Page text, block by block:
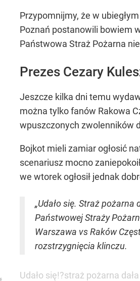
Przypomnijmy, że w
Poznań postanowili bowiem
Państwowa Straż Pożarna
Prezes Cezary
Jeszcze kilka dni temu
można tylko fanów Rakowa
wpuszczonych zwolenników
Bojkot mieli zamiar ogłosić
scenariusz mocno
we wtorek ogłosił jednak
„Udało się. Straż
Państwowej Straży
Warszawa vs Raków
rozstrzygnięcia klinczu.
Udało się!?straż pożarna